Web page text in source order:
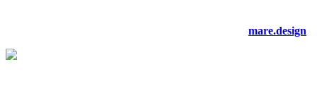
mare.design